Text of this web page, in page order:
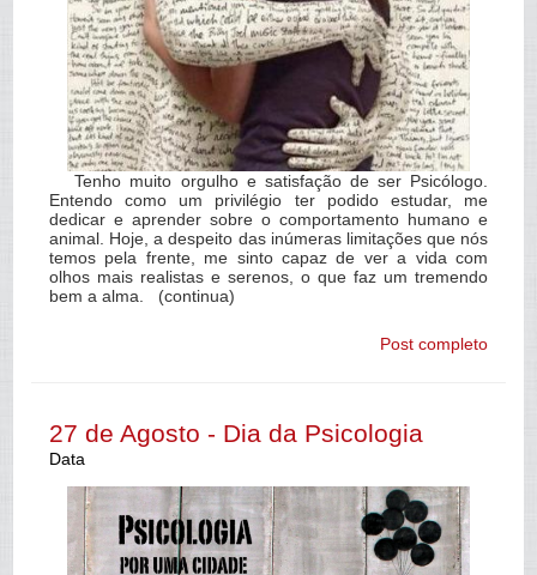
Tenho muito orgulho e satisfação de ser Psicólogo.
Entendo como um privilégio ter podido estudar, me
dedicar e aprender sobre o comportamento humano e
animal. Hoje, a despeito das inúmeras limitações que nós
temos pela frente, me sinto capaz de ver a vida com
olhos mais realistas e serenos, o que faz um tremendo
bem a alma. (continua)
Post completo
27 de Agosto - Dia da Psicologia
Data